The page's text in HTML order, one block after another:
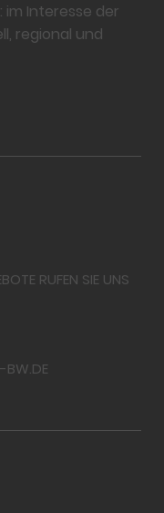
Interesse der
regional und
RUFEN SIE UNS
BW.DE